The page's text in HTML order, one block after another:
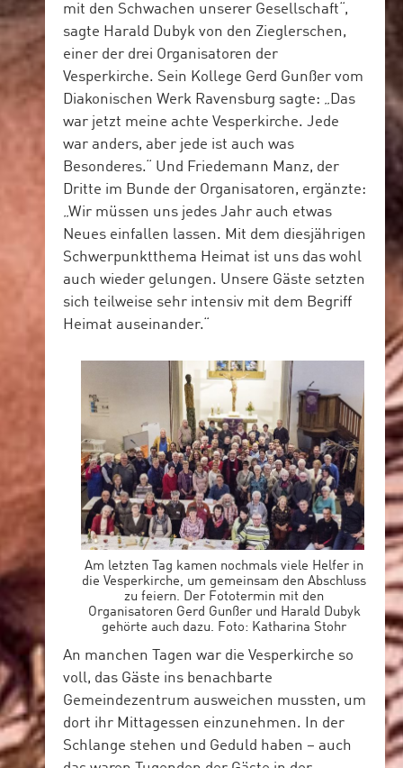
mit den Schwachen unserer Gesellschaft“,
sagte Harald Dubyk von den Zieglerschen,
einer der drei Organisatoren der
Vesperkirche. Sein Kollege Gerd Gunßer vom
Diakonischen Werk Ravensburg sagte: „Das
war jetzt meine achte Vesperkirche. Jede
war anders, aber jede ist auch was
Besonderes.“ Und Friedemann Manz, der
Dritte im Bunde der Organisatoren, ergänzte:
„Wir müssen uns jedes Jahr auch etwas
Neues einfallen lassen. Mit dem diesjährigen
Schwerpunktthema Heimat ist uns das wohl
auch wieder gelungen. Unsere Gäste setzten
sich teilweise sehr intensiv mit dem Begriff
Heimat auseinander.“
Am letzten Tag kamen nochmals viele Helfer in
die Vesperkirche, um gemeinsam den Abschluss
zu feiern. Der Fototermin mit den
Organisatoren Gerd Gunßer und Harald Dubyk
gehörte auch dazu. Foto: Katharina Stohr
An manchen Tagen war die Vesperkirche so
voll, das Gäste ins benachbarte
Gemeindezentrum ausweichen mussten, um
dort ihr Mittagessen einzunehmen. In der
Schlange stehen und Geduld haben – auch